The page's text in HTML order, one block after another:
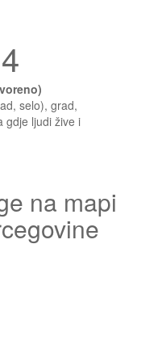
selo), grad,
gdje ljudi žive i
na mapi